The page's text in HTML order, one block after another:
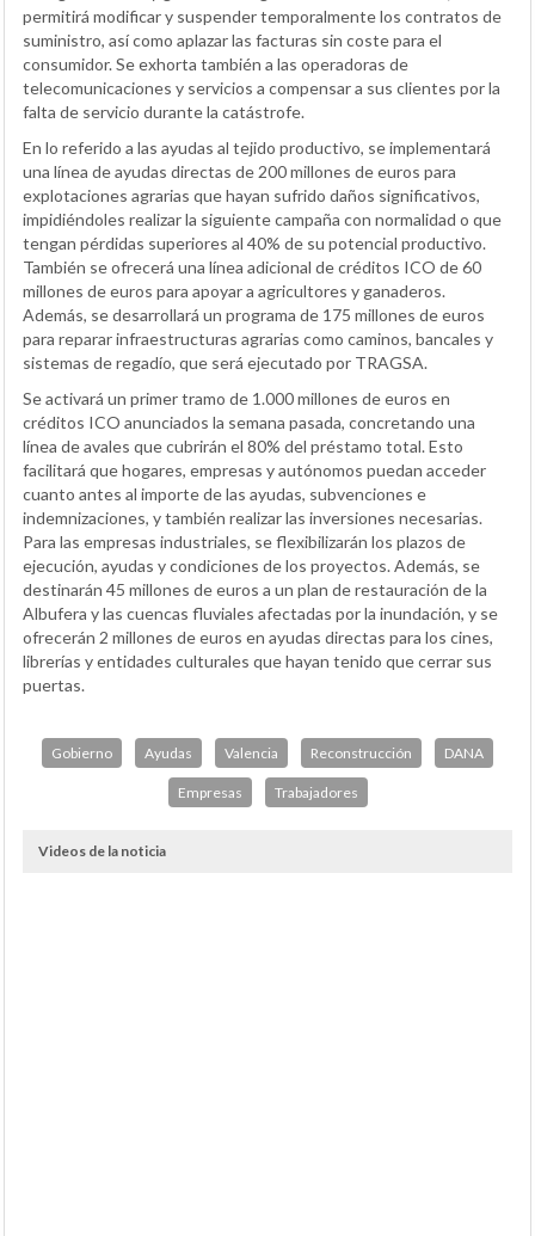
permitirá modificar y suspender temporalmente los contratos de
suministro, así como aplazar las facturas sin coste para el
consumidor. Se exhorta también a las operadoras de
telecomunicaciones y servicios a compensar a sus clientes por la
falta de servicio durante la catástrofe.
En lo referido a las ayudas al tejido productivo, se implementará
una línea de ayudas directas de 200 millones de euros para
explotaciones agrarias que hayan sufrido daños significativos,
impidiéndoles realizar la siguiente campaña con normalidad o que
tengan pérdidas superiores al 40% de su potencial productivo.
También se ofrecerá una línea adicional de créditos ICO de 60
millones de euros para apoyar a agricultores y ganaderos.
Además, se desarrollará un programa de 175 millones de euros
para reparar infraestructuras agrarias como caminos, bancales y
sistemas de regadío, que será ejecutado por TRAGSA.
Se activará un primer tramo de 1.000 millones de euros en
créditos ICO anunciados la semana pasada, concretando una
línea de avales que cubrirán el 80% del préstamo total. Esto
facilitará que hogares, empresas y autónomos puedan acceder
cuanto antes al importe de las ayudas, subvenciones e
indemnizaciones, y también realizar las inversiones necesarias.
Para las empresas industriales, se flexibilizarán los plazos de
ejecución, ayudas y condiciones de los proyectos. Además, se
destinarán 45 millones de euros a un plan de restauración de la
Albufera y las cuencas fluviales afectadas por la inundación, y se
ofrecerán 2 millones de euros en ayudas directas para los cines,
librerías y entidades culturales que hayan tenido que cerrar sus
puertas.
Gobierno Ayudas Valencia Reconstrucción DANA
Empresas Trabajadores
Videos de la noticia